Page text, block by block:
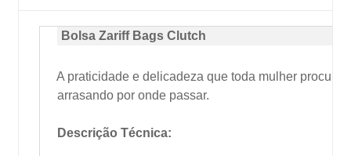
Bolsa Zariff Bags Clutch
A praticidade e delicadeza que toda mulher
arrasando por onde passar.
Descrição Técnica: